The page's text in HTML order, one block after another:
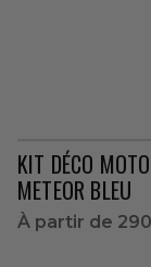
KIT DÉCO
METEOR BLEU
À partir de